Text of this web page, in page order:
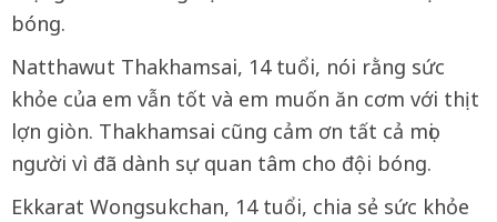
bóng.
Natthawut Thakhamsai, 14 tuổi, nói rằng sức
khỏe của em vẫn tốt và em muốn ăn cơm với thịt
lợn giòn. Thakhamsai cũng cảm ơn tất cả mọi
người vì đã dành sự quan tâm cho đội bóng.
Ekkarat Wongsukchan, 14 tuổi, chia sẻ sức khỏe